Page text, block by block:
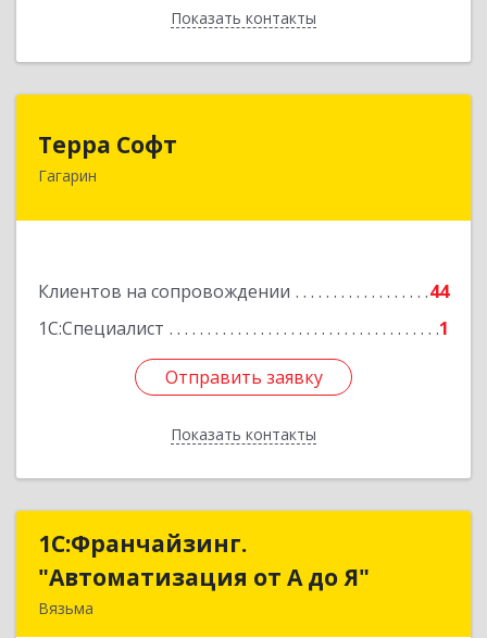
Показать контакты
Назад
Терра Софт
Гагарин
Клиентов на сопровождении
44
1С:Специалист
1
Отправить заявку
Показать контакты
215010, Смоленская обл, Гагарин г, Ленина ул,
Отправить заявку
Назад
1С:Франчайзинг.
"Автоматизация от А до Я"
Вязьма
1С:Франчайзинг.
"Автоматизация от А до Я"